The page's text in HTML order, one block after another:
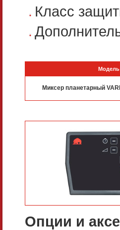
Класс
Модель
Миксер планетарный
Опции и